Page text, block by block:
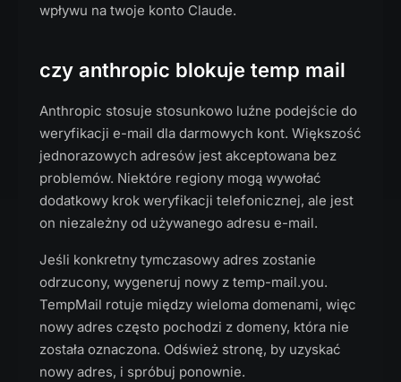
wpływu na twoje konto Claude.
czy anthropic blokuje temp mail
Anthropic stosuje stosunkowo luźne podejście do
weryfikacji e-mail dla darmowych kont. Większość
jednorazowych adresów jest akceptowana bez
problemów. Niektóre regiony mogą wywołać
dodatkowy krok weryfikacji telefonicznej, ale jest
on niezależny od używanego adresu e-mail.
Jeśli konkretny tymczasowy adres zostanie
odrzucony, wygeneruj nowy z temp-mail.you.
TempMail rotuje między wieloma domenami, więc
nowy adres często pochodzi z domeny, która nie
została oznaczona. Odśwież stronę, by uzyskać
nowy adres, i spróbuj ponownie.